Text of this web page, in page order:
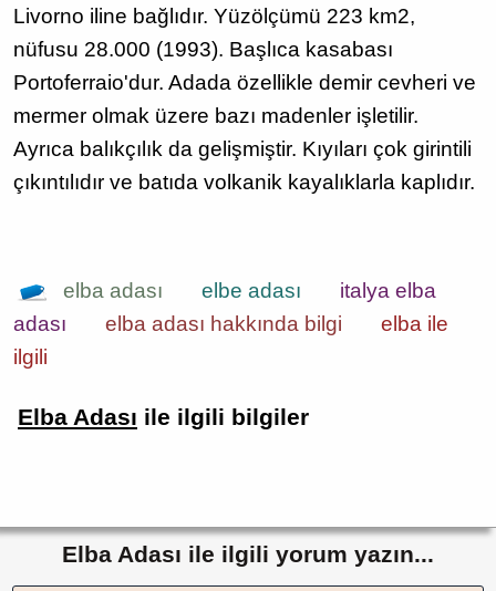
Livorno iline bağlıdır. Yüzölçümü 223 km2,
nüfusu 28.000 (1993). Başlıca kasabası
Portoferraio'dur. Adada özellikle demir cevheri ve
mermer olmak üzere bazı madenler işletilir.
Ayrıca balıkçılık da gelişmiştir. Kıyıları çok girintili
çıkıntılıdır ve batıda volkanik kayalıklarla kaplıdır.
elba adası elbe adası
italya elba
adası
elba adası hakkında bilgi
elba ile
ilgili
Elba Adası ile ilgili bilgiler
Elba Adası ile ilgili yorum yazın...